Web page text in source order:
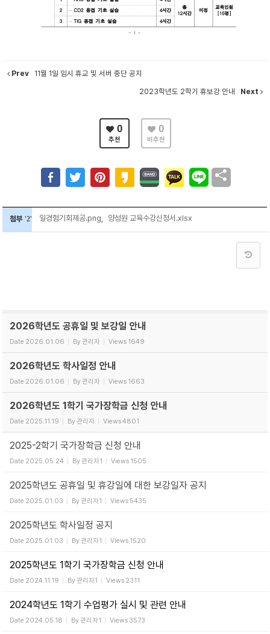
Prev
11월 1일 임시 휴교 및 서버 중단 공지
2023학년도 2학기 휴보강 안내
Next
0
추천
0
비추천
첨부 '2' 일경험기회제공.png 양성원 교육수강신청서.xlsx
2026학년도 공휴일 및 보강일 안내
Date 2026.01.06 By관리자 Views 1649
2026학년도 학사일정 안내
Date 2026.01.06 By관리자 Views 1663
2026학년도 1학기 국가장학금 신청 안내
Date 2025.11.19 By관리자 Views4801
2025-2학기 국가장학금 신청 안내
Date 2025.05.24 By관리자1 Views 1505
2025학년도 공휴일 및 휴강일에 대한 보강일자 공지
Date 2025.01.03 By관리자1 Views 5435
2025학년도 학사일정 공지
Date 2025.01.03 By관리자1 Views 1520
2025학년도 1학기 국가장학금 신청 안내
Date 2024.11.19 By관리자1 Views 2311
2024학년도 1학기 수업평가 실시 및 관련 안내
Date 2024.05.18 By관리자1 Views 3573